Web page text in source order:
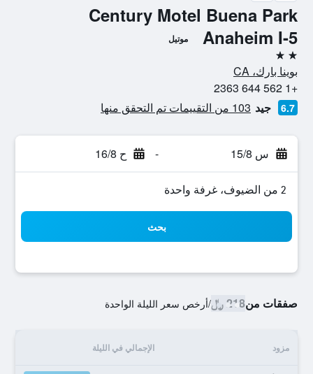
Century Motel Buena Park
Anaheim I-5
موتيل
2 نجمتين
بوينا بارك، CA
+1 562 644 2363
6.7 جيد 103 من التقييمات تم التحقق منها
س 15/8 - ح 16/8
2 من الضيوف، غرفة واحدة
بحث
صفقات من218 ﷼ /أرخص سعر الليلة الواحدة
مزود الإجمالي في الليلة